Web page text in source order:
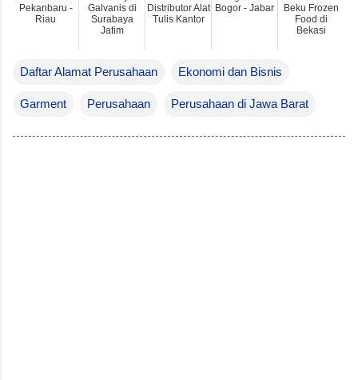
Daftar Alamat Perusahaan Ekonomi dan Bisnis
Garment Perusahaan Perusahaan di Jawa Barat
Pekanbaru -
Riau
Galvanis di
Surabaya
Jatim
Distributor Alat
Tulis Kantor
Bogor - Jabar
Beku Frozen
Food di
Bekasi